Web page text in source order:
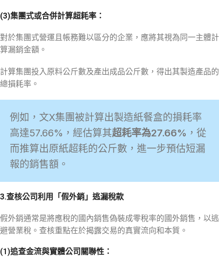
(3)集團式或合併計算超耗率：
對於集團式營運且帳務難以區分的企業，應將其視為同一主體計
算漏銷金額。
計算集團投入原料公斤數及產出成品公斤數，得出其製造產品的
總損耗率。
例如，文X集團被計算出製造紙餐盒的損耗率
高達57.66%，經估算其超耗率為27.66% ，從
而推算出原紙超耗的公斤數，進一步預估短漏
報的銷售額。
3.查核公司利用「假外銷」逃漏稅款
假外銷通常是將應稅的國內銷售偽裝成零稅率的國外銷售，以逃
避營業稅。查核重點在於揭露交易的真實流向和本質。
(1)追查金流與實體公司關聯性：